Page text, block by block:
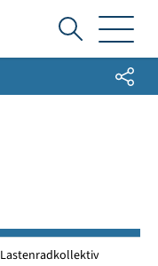
Ich
suche...Share
Lastenradkollektiv